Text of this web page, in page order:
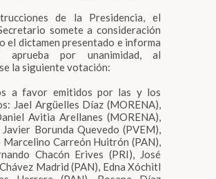
de la Presidencia, el
somete a consideración
el dictamen presentado e informa
aprueba por unanimidad, al
la siguiente votación:
a favor emitidos por las y los
Jael Argüelles Díaz (MORENA),
Avitia Arellanes (MORENA),
Borunda Quevedo (PVEM),
Marcelino Carreón Huitrón (PAN),
Chacón Erives (PRI), José
Madrid (PAN), Edna Xóchitl